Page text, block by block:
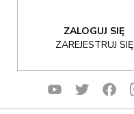
ZALOGUJ SIĘ
ZAREJESTRUJ SIĘ